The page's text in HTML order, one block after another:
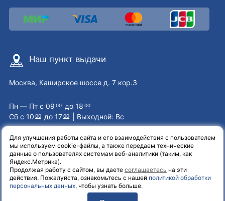
Наш пункт выдачи
Москва, Каширское шоссе д. 7 кор.3
Пн — Пт с 09 00 до 18 00
Сб с 10 00 до 1700 | Выходной: Вс
Наши контакты
8 (800) 551-72-71
info@el-one.ru
Для улучшения работы сайта и его взаимодействия с пользователем
мы используем cookie-файлы, а также передаем технические
данные о пользователях системам веб-аналитики (таким, как
Яндекс.Метрика).
Продолжая работу с сайтом, вы даете соглашаетесь на эти
действия. Пожалуйста, ознакомьтесь с нашей политикой обработки
персональных данных, чтобы узнать больше.